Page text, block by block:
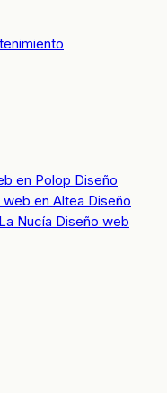
en Polop Diseño
web en Altea Diseño
Nucía Diseño web